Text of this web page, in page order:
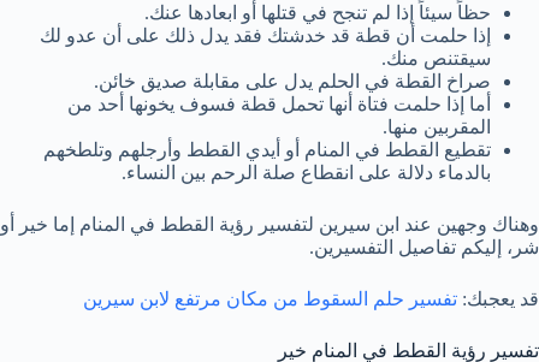
حظاً سيئاً إذا لم تنجح في قتلها أو ابعادها عنك.
إذا حلمت أن قطة قد خدشتك فقد يدل ذلك على أن عدو لك
سيقتنص منك.
صراخ القطة في الحلم يدل على مقابلة صديق خائن.
أما إذا حلمت فتاة أنها تحمل قطة فسوف يخونها أحد من
المقربين منها.
تقطيع القطط في المنام أو أيدي القطط وأرجلهم وتلطخهم
بالدماء دلالة على انقطاع صلة الرحم بين النساء.
وهناك وجهين عند ابن سيرين لتفسير رؤية القطط في المنام إما خير أو
شر، إليكم تفاصيل التفسيرين.
قد يعجبك: تفسير حلم السقوط من مكان مرتفع لابن سيرين
تفسير رؤية القطط في المنام خير